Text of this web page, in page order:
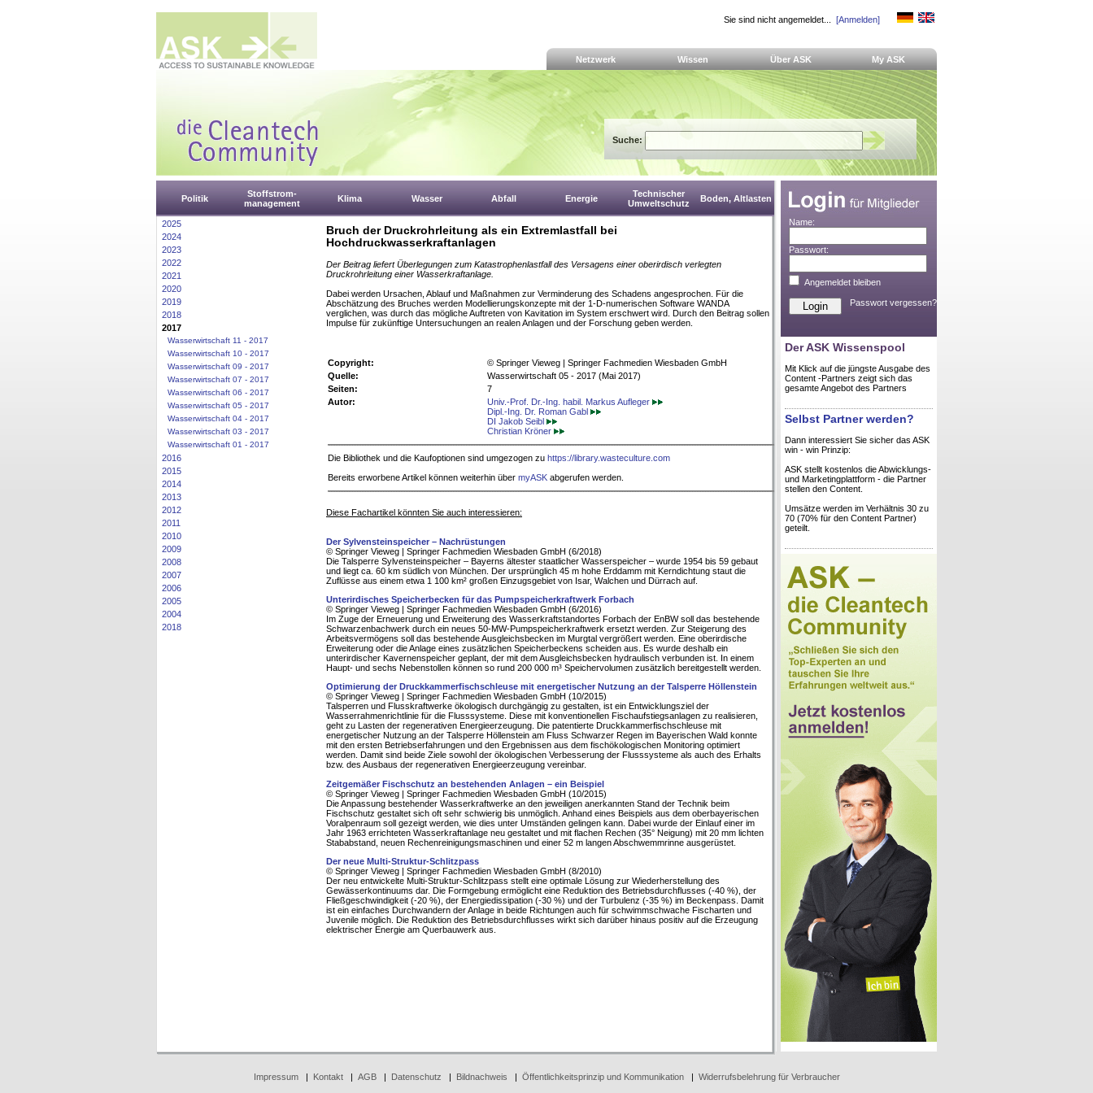
Sie sind nicht angemeldet... [Anmelden]
Netzwerk Wissen Über ASK My ASK
Suche:
Politik
Stoffstrom-
management
Klima Wasser Abfall Energie
Technischer
Umweltschutz
Boden, Altlasten
2025
2024
2023
2022
2021
2020
2019
2018
2017
Wasserwirtschaft 11 - 2017
Wasserwirtschaft 10 - 2017
Wasserwirtschaft 09 - 2017
Wasserwirtschaft 07 - 2017
Wasserwirtschaft 06 - 2017
Wasserwirtschaft 05 - 2017
Wasserwirtschaft 04 - 2017
Wasserwirtschaft 03 - 2017
Wasserwirtschaft 01 - 2017
2016
2015
2014
2013
2012
2011
2010
2009
2008
2007
2006
2005
2004
2018
Bruch der Druckrohrleitung als ein Extremlastfall bei
Hochdruckwasserkraftanlagen
Der Beitrag liefert Überlegungen zum Katastrophenlastfall des Versagens einer oberirdisch verlegten
Druckrohrleitung einer Wasserkraftanlage.
Dabei werden Ursachen, Ablauf und Maßnahmen zur Verminderung des Schadens angesprochen. Für die
Abschätzung des Bruches werden Modellierungskonzepte mit der 1-D-numerischen Software WANDA
verglichen, was durch das mögliche Auftreten von Kavitation im System erschwert wird. Durch den Beitrag sollen
Impulse für zukünftige Untersuchungen an realen Anlagen und der Forschung geben werden.
Copyright:
© Springer Vieweg | Springer Fachmedien Wiesbaden GmbH
Quelle:
Wasserwirtschaft 05 - 2017 (Mai 2017)
Seiten:
7
Autor:
Univ.-Prof. Dr.-Ing. habil. Markus Aufleger
Dipl.-Ing. Dr. Roman Gabl
DI Jakob Seibl
Christian Kröner
Die Bibliothek und die Kaufoptionen sind umgezogen zu https://library.wasteculture.com
Bereits erworbene Artikel können weiterhin über myASK abgerufen werden.
Diese Fachartikel könnten Sie auch interessieren:
Der Sylvensteinspeicher – Nachrüstungen
© Springer Vieweg | Springer Fachmedien Wiesbaden GmbH (6/2018)
Die Talsperre Sylvensteinspeicher – Bayerns ältester staatlicher Wasserspeicher – wurde 1954 bis 59 gebaut
und liegt ca. 60 km südlich von München. Der ursprünglich 45 m hohe Erddamm mit Kerndichtung staut die
Zuflüsse aus einem etwa 1 100 km² großen Einzugsgebiet von Isar, Walchen und Dürrach auf.
Unterirdisches Speicherbecken für das Pumpspeicherkraftwerk Forbach
© Springer Vieweg | Springer Fachmedien Wiesbaden GmbH (6/2016)
Im Zuge der Erneuerung und Erweiterung des Wasserkraftstandortes Forbach der EnBW soll das bestehende
Schwarzenbachwerk durch ein neues 50-MW-Pumpspeicherkraftwerk ersetzt werden. Zur Steigerung des
Arbeitsvermögens soll das bestehende Ausgleichsbecken im Murgtal vergrößert werden. Eine oberirdische
Erweiterung oder die Anlage eines zusätzlichen Speicherbeckens scheiden aus. Es wurde deshalb ein
unterirdischer Kavernenspeicher geplant, der mit dem Ausgleichsbecken hydraulisch verbunden ist. In einem
Haupt- und sechs Nebenstollen können so rund 200 000 m³ Speichervolumen zusätzlich bereitgestellt werden.
Optimierung der Druckkammerfischschleuse mit energetischer Nutzung an der Talsperre Höllenstein
© Springer Vieweg | Springer Fachmedien Wiesbaden GmbH (10/2015)
Talsperren und Flusskraftwerke ökologisch durchgängig zu gestalten, ist ein Entwicklungsziel der
Wasserrahmenrichtlinie für die Flusssysteme. Diese mit konventionellen Fischaufstiegsanlagen zu realisieren,
geht zu Lasten der regenerativen Energieerzeugung. Die patentierte Druckkammerfischschleuse mit
energetischer Nutzung an der Talsperre Höllenstein am Fluss Schwarzer Regen im Bayerischen Wald konnte
mit den ersten Betriebserfahrungen und den Ergebnissen aus dem fischökologischen Monitoring optimiert
werden. Damit sind beide Ziele sowohl der ökologischen Verbesserung der Flusssysteme als auch des Erhalts
bzw. des Ausbaus der regenerativen Energieerzeugung vereinbar.
Zeitgemäßer Fischschutz an bestehenden Anlagen – ein Beispiel
© Springer Vieweg | Springer Fachmedien Wiesbaden GmbH (10/2015)
Die Anpassung bestehender Wasserkraftwerke an den jeweiligen anerkannten Stand der Technik beim
Fischschutz gestaltet sich oft sehr schwierig bis unmöglich. Anhand eines Beispiels aus dem oberbayerischen
Voralpenraum soll gezeigt werden, wie dies unter Umständen gelingen kann. Dabei wurde der Einlauf einer im
Jahr 1963 errichteten Wasserkraftanlage neu gestaltet und mit flachen Rechen (35° Neigung) mit 20 mm lichten
Stababstand, neuen Rechenreinigungsmaschinen und einer 52 m langen Abschwemmrinne ausgerüstet.
Der neue Multi-Struktur-Schlitzpass
© Springer Vieweg | Springer Fachmedien Wiesbaden GmbH (8/2010)
Der neu entwickelte Multi-Struktur-Schlitzpass stellt eine optimale Lösung zur Wiederherstellung des
Gewässerkontinuums dar. Die Formgebung ermöglicht eine Reduktion des Betriebsdurchflusses (-40 %), der
Fließgeschwindigkeit (-20 %), der Energiedissipation (-30 %) und der Turbulenz (-35 %) im Beckenpass. Damit
ist ein einfaches Durchwandern der Anlage in beide Richtungen auch für schwimmschwache Fischarten und
Juvenile möglich. Die Reduktion des Betriebsdurchflusses wirkt sich darüber hinaus positiv auf die Erzeugung
elektrischer Energie am Querbauwerk aus.
Name:
Passwort:
Angemeldet bleiben
Passwort vergessen?
Der ASK Wissenspool
Mit Klick auf die jüngste Ausgabe des
Content -Partners zeigt sich das
gesamte Angebot des Partners
Selbst Partner werden?
Dann interessiert Sie sicher das ASK
win - win Prinzip:
ASK stellt kostenlos die Abwicklungs-
und Marketingplattform - die Partner
stellen den Content.
Umsätze werden im Verhältnis 30 zu
70 (70% für den Content Partner)
geteilt.
Impressum| Kontakt| AGB| Datenschutz | Bildnachweis | Öffentlichkeitsprinzip und Kommunikation| Widerrufsbelehrung für Verbraucher